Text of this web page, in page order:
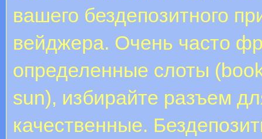
вашего бездепозитного
вейджера. Очень часто
определенные слоты
sun), избирайте разъем
качественные.